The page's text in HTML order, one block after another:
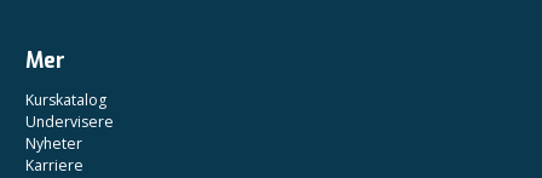
Mer
Kurskatalog
Undervisere
Nyheter
Karriere